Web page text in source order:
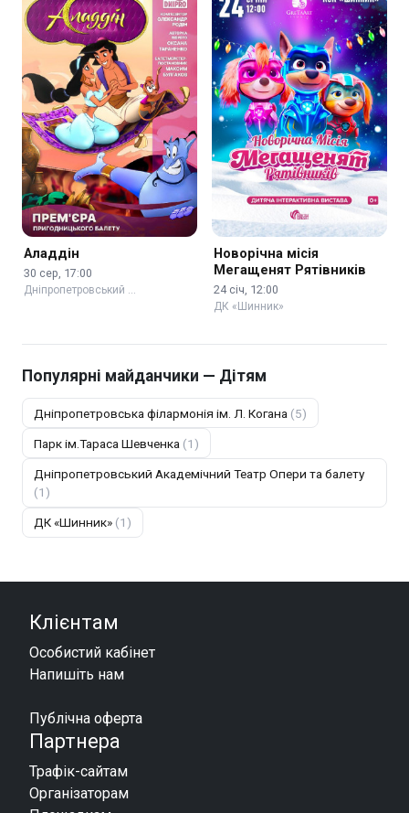
Аладдін
30 сер, 17:00
Дніпропетровський …
Новорічна місія
Мегащенят Рятівників
24 січ, 12:00
ДК «Шинник»
Популярні майданчики — Дітям
Дніпропетровська філармонія ім. Л. Когана (5)
Парк ім.Тараса Шевченка (1)
Дніпропетровський Академічний Театр Опери та балету
(1)
ДК «Шинник» (1)
Клієнтам
Особистий кабінет
Напишіть нам
Публічна оферта
Партнера
Трафік-сайтам
Організаторам